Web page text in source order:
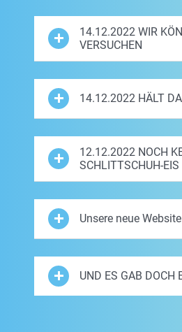
14.12.2022 WIR
VERSUCHEN
14.12.2022
12.12.2022 NOCH
SCHLITTSCHUH-EIS
Unsere neue
UND ES GAB DOCH